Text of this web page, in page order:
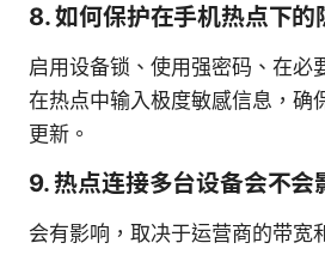
8. 如何保护在手机热点下的
启用设备锁、使用强密码、在必
在热点中输入极度敏感信息，确
更新。
9. 热点连接多台设备会不会
会有影响，取决于运营商的带宽